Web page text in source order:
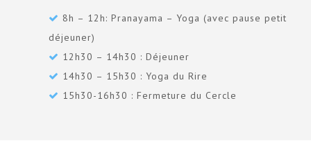
8h – 12h: Pranayama – Yoga (avec pause petit
déjeuner)
12h30 – 14h30 : Déjeuner
14h30 – 15h30 : Yoga du Rire
15h30-16h30 : Fermeture du Cercle